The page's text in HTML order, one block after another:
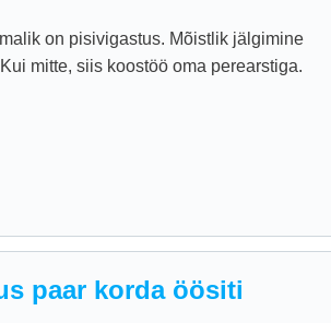
on pisivigastus. Mõistlik jälgimine
mitte, siis koostöö oma perearstiga.
paar korda öösiti